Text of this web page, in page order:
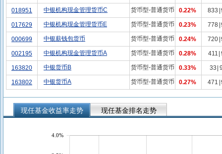
018951 中银机构现金管理货币C 货币型-普通货币 0.22% 833
017629 中银机构现金管理货币E 货币型-普通货币 0.23% 778
000699 中银薪钱包货币 货币型-普通货币 0.24% 720
002195 中银机构现金管理货币A 货币型-普通货币 0.28% 411
163820 中银货币B 货币型-普通货币 0.33% 33
163802 中银货币A 货币型-普通货币 0.27% 471
现任基金收益率走势 现任基金排名走势
4.0%